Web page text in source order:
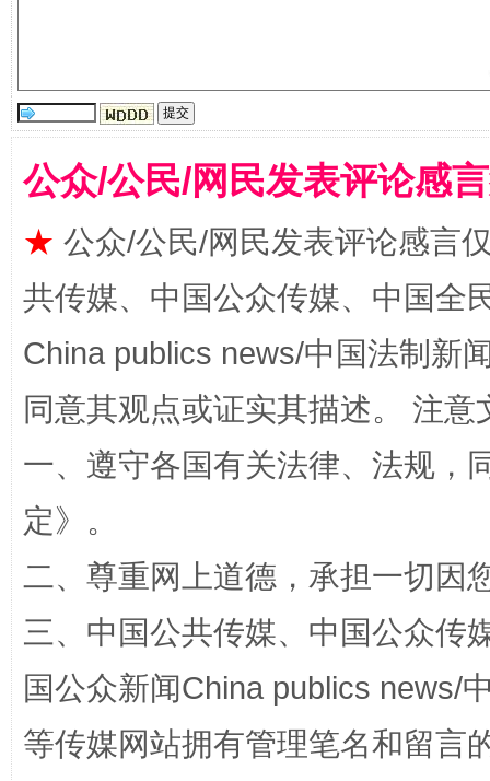
扯下公款旅游的“隐身衣” 如何以
“蜀中异人”王建安的艺术幻境
公众/公民/网民发表评论感
★ 公众/公民/网民发表评论感言
共传媒、中国公众传媒、中国全
China publics news/中国法制新
同意其观点或证实其描述。 注
一、遵守各国有关法律、法规，
定》。
二、尊重网上道德，承担一切因
三、中国公共传媒、中国公众传
国公众新闻China publics news/
等传媒网站拥有管理笔名和留言